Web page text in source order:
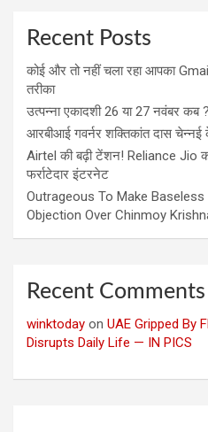
Recent Posts
कोई और तो नहीं चला रहा आपका
तरीका
उत्पन्ना एकादशी 26 या 27 नवंबर
आरबीआई गवर्नर शक्तिकांत दास चेन्नई
Airtel की बढ़ी टेंशन! Reliance Jio
फर्राटेदार इंटरनेट
Outrageous To Make Baseless
Objection Over Chinmoy
Recent Comments
winktoday on UAE Gripped By
Disrupts Daily Life — IN PICS